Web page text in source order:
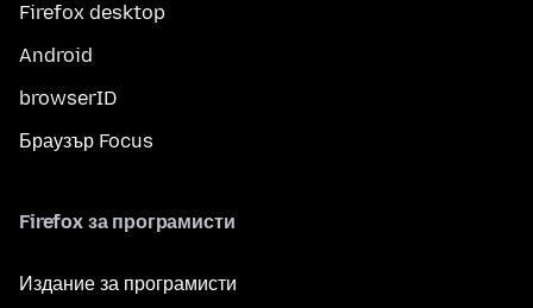
Firefox desktop
Android
browserID
Браузър Focus
Firefox за програмисти
Издание за програмисти